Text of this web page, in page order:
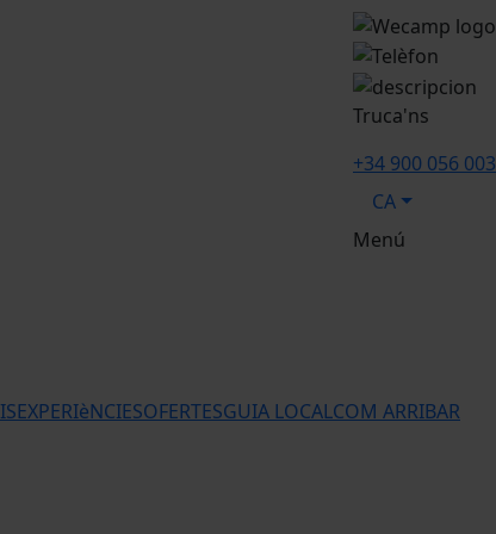
Truca'ns
+34 900 056 003
CA
Menú
EXPERIèNCIESOFERTESGUIA LOCALCOM ARRIBAR